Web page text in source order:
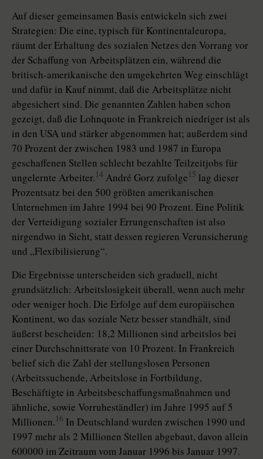
Auf dieser gemeinsamen Basis entwickeln sich zwei
Strategien: Die eine, typisch für Kontinentaleuropa,
räumt der Erhaltung des sozialen Netzes den Vorrang vor
der Schaffung von Arbeitsplätzen ein, während die
britisch-amerikanische den umgekehrten Weg einschlägt
und dafür in Kauf nimmt, daß die Arbeitsplätze nicht
abgesichert sind. Die genannten Zahlen haben schon
gezeigt, daß die Lohnquote in Frankreich niedriger ist als
in den USA und stärker abgenommen hat; außerdem sind
70 Prozent der zwischen 1983 und 1987 in Europa
geschaffenen Stellen schlecht bezahlte Teilzeitjobs für
ungelernte Arbeiter. 14 André Gorz zufolge 15 lag dieser
Prozentsatz bei den 500 größten amerikanischen
Unternehmen im Jahre 1994 bei 90 Prozent. Eine Politik
der Verteidigung sozialer Errungenschaften ist also
nirgendwo in Sicht, statt dessen regieren Verunsicherung
und „Flexibilisierung“.
Die Ergebnisse unterscheiden sich graduell, nicht
grundsätzlich: Arbeitslosigkeit überall, wenn auch mehr
oder weniger hoch. Die Erfolge auf dem europäischen
Kontinent, wo das soziale Netz besser standhält, sind
äußerst bescheiden: 18,2 Millionen sind arbeitslos bei
einer Durchschnittsrate von 10 Prozent. In Frankreich
belief sich die Zahl der stellungslosen Personen
(Arbeitssuchende, Arbeitslose in Fortbildung,
Beschäftigte in Arbeitsbeschaffungsmaßnahmen und
ähnliche, sowie Vorruheständler) im Jahre 1995 auf 5
Millionen. 16 In Deutschland wurden zwischen 1990 und
1997 mehr als 2 Millionen Stellen abgebaut, davon allein
600000 im Zeitraum vom Januar 1996 bis Januar 1997.